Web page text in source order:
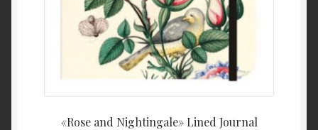
«Rose and Nightingale» Lined Journal